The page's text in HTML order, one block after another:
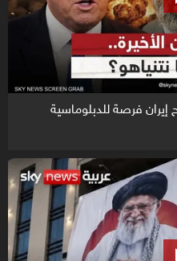
فرصة للدبلوماسية